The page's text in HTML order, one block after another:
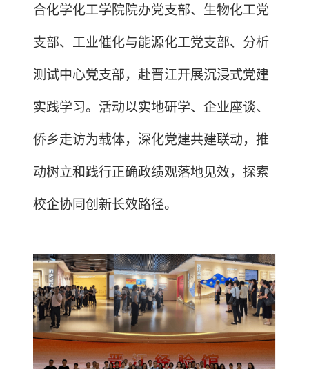
合化学化工学院院办党支部、生物化工党
支部、工业催化与能源化工党支部、分析
测试中心党支部，赴晋江开展沉浸式党建
实践学习。活动以实地研学、企业座谈、
侨乡走访为载体，深化党建共建联动，推
动树立和践行正确政绩观落地见效，探索
校企协同创新长效路径。